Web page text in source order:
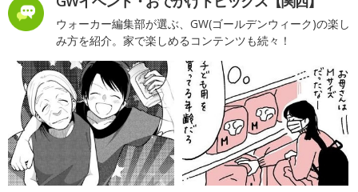
ウォーカー編集部が選ぶ、GW(ゴールデンウィーク)の楽し
み方を紹介。家で楽しめるコンテンツも続々！